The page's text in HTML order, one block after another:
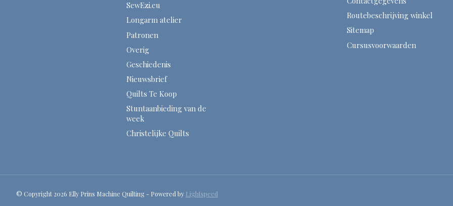
SewEzi.eu
Longarm atelier
Patronen
Overig
Geschiedenis
Nieuwsbrief
Quilts Te Koop
Stuntaanbieding van de
week
Christelijke Quilts
Routebeschrijving winkel
Sitemap
Cursusvoorwaarden
© Copyright 2026 Elly Prins Machine Quilting - Powered by Lightspeed